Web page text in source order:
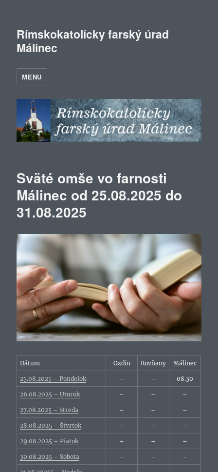
Rímskokatolícky farský úrad
Málinec
MENU
Sväté omše vo farnosti
Málinec od 25.08.2025 do
31.08.2025
Dátum Ozdín Rovňany Málinec
25.08.2025 – Pondelok – – 08.30
26.08.2025 – Utorok – – –
27.08.2025 – Streda – – –
28.08.2025 – Štvrtok – – –
29.08.2025 – Piatok – – –
30.08.2025 – Sobota – – –